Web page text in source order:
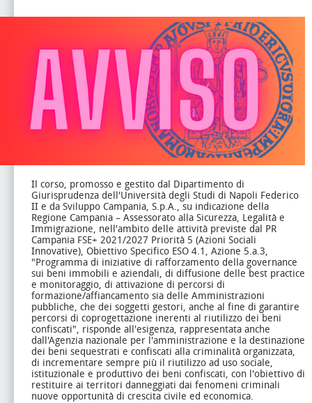
Il corso, promosso e gestito dal Dipartimento di
Giurisprudenza dell'Università degli Studi di Napoli Federico
II e da Sviluppo Campania, S.p.A., su indicazione della
Regione Campania – Assessorato alla Sicurezza, Legalità e
Immigrazione, nell'ambito delle attività previste dal PR
Campania FSE+ 2021/2027 Priorità 5 (Azioni Sociali
Innovative), Obiettivo Specifico ESO 4.1, Azione 5.a.3,
"Programma di iniziative di rafforzamento della governance
sui beni immobili e aziendali, di diffusione delle best practice
e monitoraggio, di attivazione di percorsi di
formazione/affiancamento sia delle Amministrazioni
pubbliche, che dei soggetti gestori, anche al fine di garantire
percorsi di coprogettazione inerenti al riutilizzo dei beni
confiscati", risponde all'esigenza, rappresentata anche
dall'Agenzia nazionale per l'amministrazione e la destinazione
dei beni sequestrati e confiscati alla criminalità organizzata,
di incrementare sempre più il riutilizzo ad uso sociale,
istituzionale e produttivo dei beni confiscati, con l'obiettivo di
restituire ai territori danneggiati dai fenomeni criminali
nuove opportunità di crescita civile ed economica.